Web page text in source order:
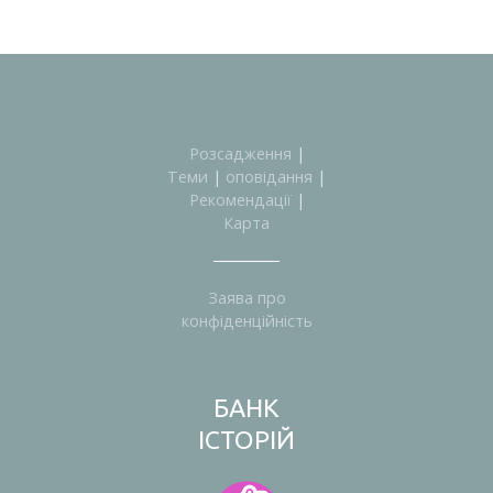
Розсадження |
Теми | оповідання |
Рекомендації|
Карта
Заява про
конфіденційність
БАНК
ІСТОРІЙ